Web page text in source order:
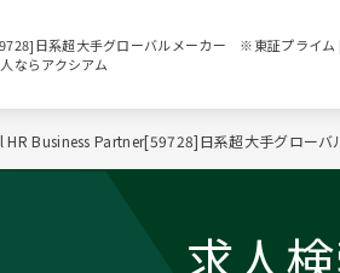
日系超大手グローバルメーカー ※東証プライム
ならアクシアム
HR Business Partner[59728]日系超大手グロー
求人